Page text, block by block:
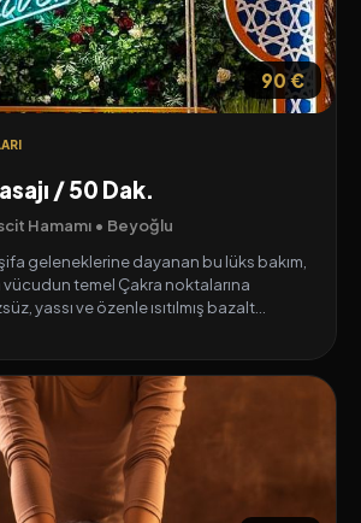
90 €
/ 50 Dak.
Hamamı • Beyoğlu
geleneklerine dayanan bu lüks bakım,
temel Çakra noktalarına
yassı ve özenle ısıtılmış bazalt
tamamen çözer, şifalı enerjiyi
dolaşımını maksimum seviyeye çıkarır.
özel soğuk mermer taşları ise
ve canlandırmak için kusursuz bir